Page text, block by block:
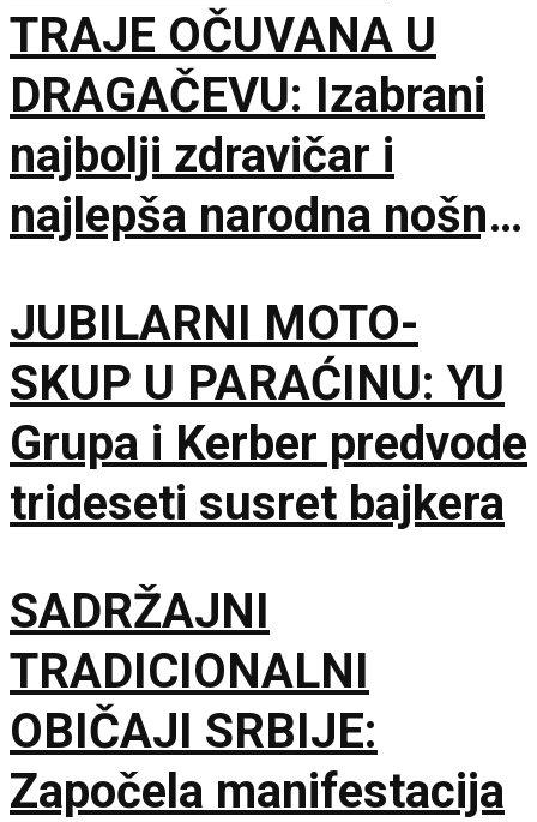
TRAJE OČUVANA U
DRAGAČEVU: Izabrani
najbolji zdravičar i
najlepša narodna nošnja
JUBILARNI MOTO-
SKUP U PARAĆINU: YU
Grupa i Kerber predvode
trideseti susret bajkera
SADRŽAJNI
TRADICIONALNI
OBIČAJI SRBIJE:
Započela manifestacija